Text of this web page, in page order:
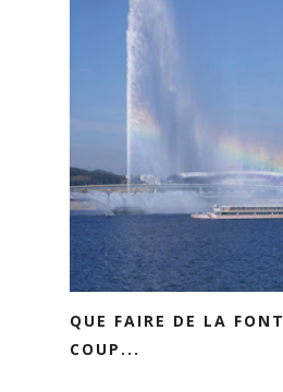
QUE FAIRE DE LA
COUP...